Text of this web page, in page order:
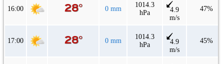
16:00 0 mm
1014.3
hPa
4.9
m/s
47%
17:00 0 mm
1014.3
hPa
4.9
m/s
45%